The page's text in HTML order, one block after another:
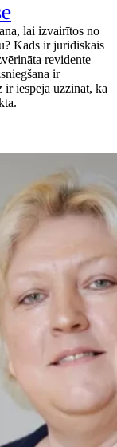
lai izvairītos no
Kāds ir juridiskais
revidente
ir
ir iespēja uzzināt, kā